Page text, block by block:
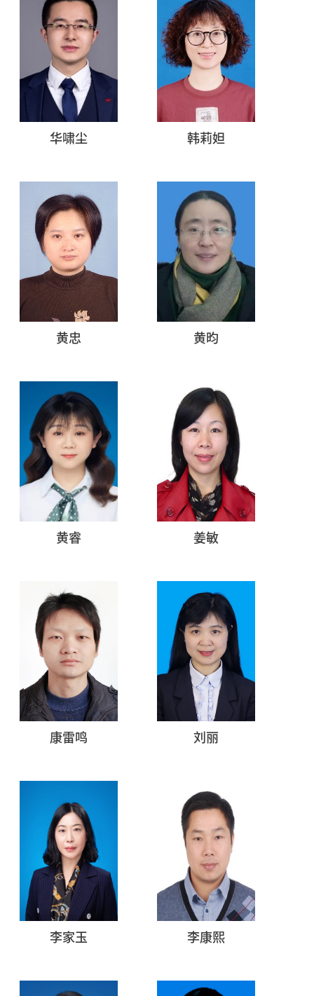
华啸尘 韩莉妲
黄忠 黄昀
黄睿 姜敏
康雷鸣 刘丽
李家玉 李康熙